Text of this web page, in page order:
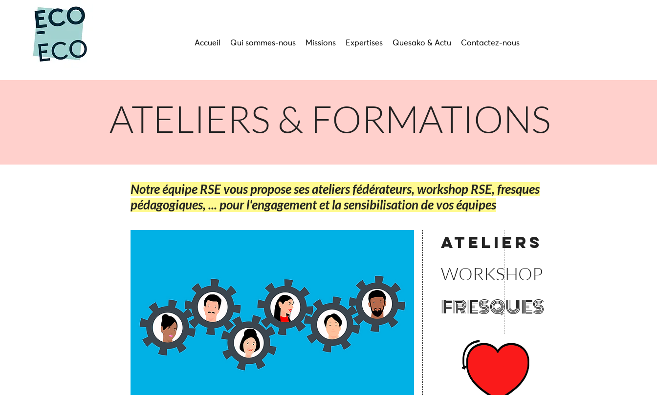
Accueil Qui sommes-nous Missions Expertises Quesako & Actu Contactez-nous
ATELIERS & FORMATIONS
Notre équipe RSE vous propose ses ateliers fédérateurs, workshop RSE, fresques
pédagogiques, ... pour l'engagement et la sensibilisation de vos équipes
ATELIERS
WORKSHOP
FRESQUES